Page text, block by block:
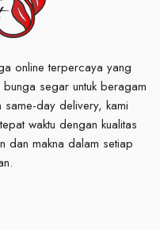
online terpercaya yang
segar untuk beragam
day delivery, kami
waktu dengan kualitas
dan makna dalam setiap